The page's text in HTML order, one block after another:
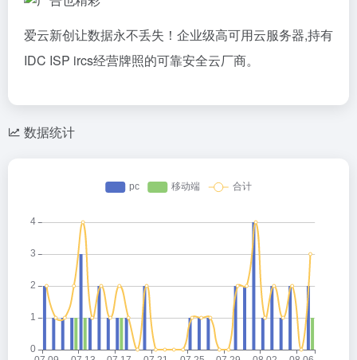
爱云新创让数据永不丢失！企业级高可用云服务器,持有
IDC ISP ircs经营牌照的可靠安全云厂商。
数据统计